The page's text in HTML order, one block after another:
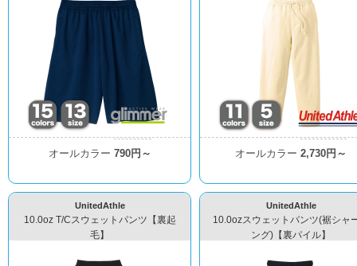
オールカラー 790円～ オールカラー 2,730円～
UnitedAthle
10.0oz T/Cスウェットパンツ【裏起
毛】
UnitedAthle
10.0ozスウェットパンツ(裾シャ
ング)【裏パイル】